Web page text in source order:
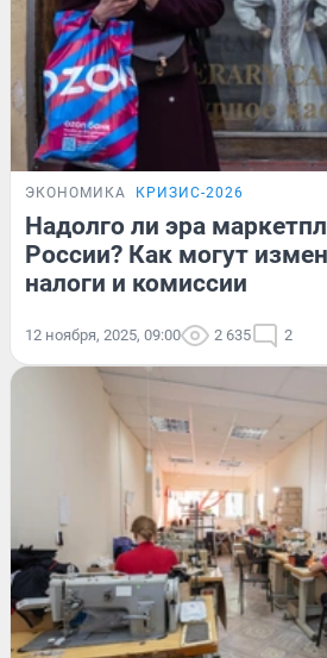
ЭКОНОМИКА КРИЗИС-2026
Надолго ли эра
России? Как могут
налоги и комиссии
12 ноября, 2025, 09:00 2 635 2